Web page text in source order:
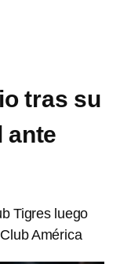
tras su
ante
Tigres luego
América